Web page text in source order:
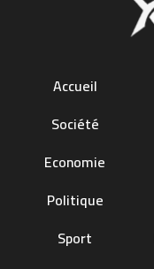
Accueil
Société
Economie
Politique
Sport